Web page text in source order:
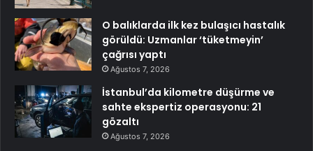
O balıklarda ilk kez bulaşıcı hastalık
görüldü: Uzmanlar ‘tüketmeyin’
çağrısı yaptı
Ağustos 7, 2026
İstanbul’da kilometre düşürme ve
sahte ekspertiz operasyonu: 21
gözaltı
Ağustos 7, 2026